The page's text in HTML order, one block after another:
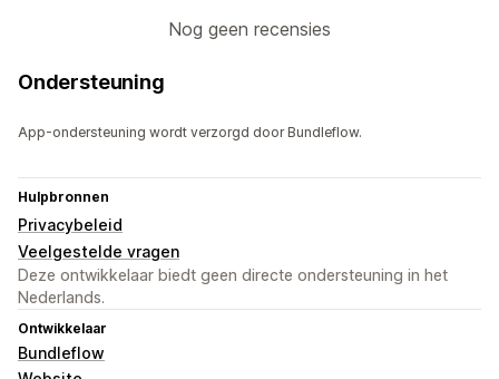
Nog geen recensies
Ondersteuning
App-ondersteuning wordt verzorgd door Bundleflow.
Hulpbronnen
Privacybeleid
Veelgestelde vragen
Deze ontwikkelaar biedt geen directe ondersteuning in het
Nederlands.
Ontwikkelaar
Bundleflow